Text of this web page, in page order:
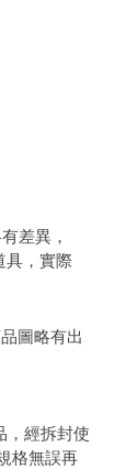
差異，
具，實際
圖略有出
，經拆封使
格無誤再